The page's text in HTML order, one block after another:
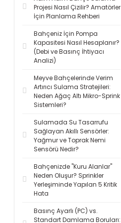
Projesi Nasıl Çizilir? Amatörler
İçin Planlama Rehberi
Bahçeniz İçin Pompa
Kapasitesi Nasıl Hesaplanır?
(Debi ve Basınç İhtiyacı
Analizi)
Meyve Bahçelerinde Verim
Artırıcı Sulama Stratejileri:
Neden Ağaç Altı Mikro-Sprink
Sistemleri?
Sulamada Su Tasarrufu
Sağlayan Akıllı Sensörler:
Yağmur ve Toprak Nemi
Sensörü Nedir?
Bahçenizde "Kuru Alanlar"
Neden Oluşur? Sprinkler
Yerleşiminde Yapılan 5 Kritik
Hata
Basınç Ayarlı (PC) vs.
Standart Damlama Boruları: